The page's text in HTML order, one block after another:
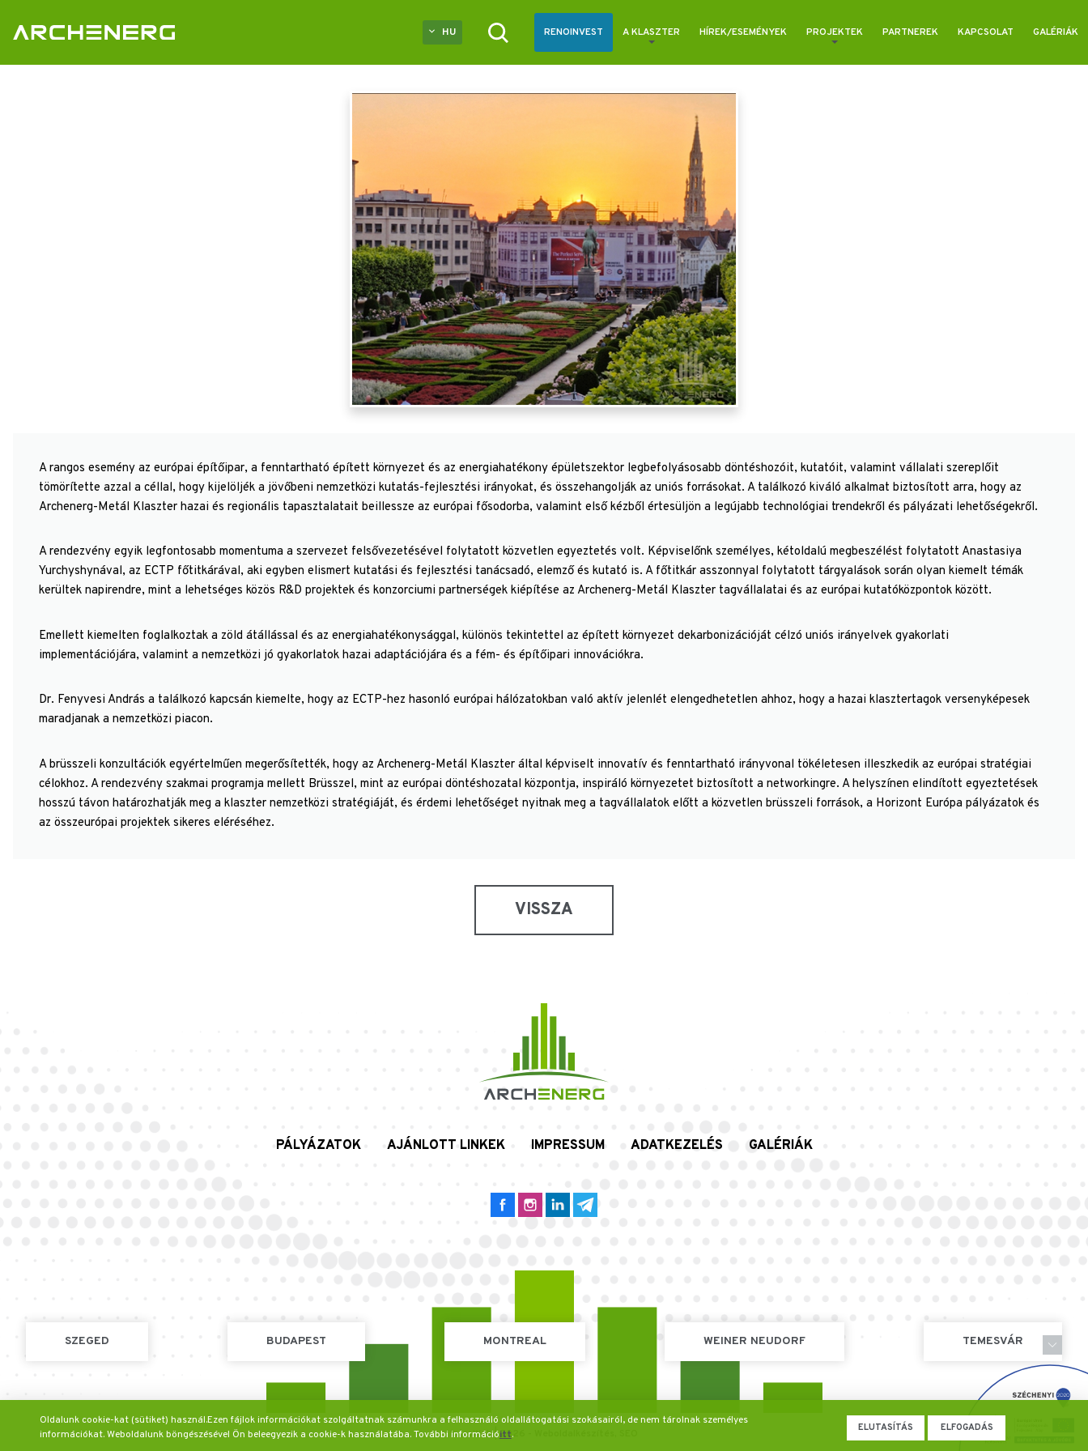
HU RENOINVEST A KLASZTER HÍREK/ESEMÉNYEK PROJEKTEK PARTNEREK KAPCSOLAT GALÉRIÁK
A rangos esemény az európai építőipar, a fenntartható épített környezet és az energiahatékony épületszektor legbefolyásosabb döntéshozóit, kutatóit, valamint vállalati szereplőit
tömörítette azzal a céllal, hogy kijelöljék a jövőbeni nemzetközi kutatás-fejlesztési irányokat, és összehangolják az uniós forrásokat. A találkozó kiváló alkalmat biztosított arra, hogy az
Archenerg-Metál Klaszter hazai és regionális tapasztalatait beillessze az európai fősodorba, valamint első kézből értesüljön a legújabb technológiai trendekről és pályázati lehetőségekről.
A rendezvény egyik legfontosabb momentuma a szervezet felsővezetésével folytatott közvetlen egyeztetés volt. Képviselőnk személyes, kétoldalú megbeszélést folytatott Anastasiya
Yurchyshynával, az ECTP főtitkárával, aki egyben elismert kutatási és fejlesztési tanácsadó, elemző és kutató is. A főtitkár asszonnyal folytatott tárgyalások során olyan kiemelt témák
kerültek napirendre, mint a lehetséges közös R&D projektek és konzorciumi partnerségek kiépítése az Archenerg-Metál Klaszter tagvállalatai és az európai kutatóközpontok között.
Emellett kiemelten foglalkoztak a zöld átállással és az energiahatékonysággal, különös tekintettel az épített környezet dekarbonizációját célzó uniós irányelvek gyakorlati
implementációjára, valamint a nemzetközi jó gyakorlatok hazai adaptációjára és a fém- és építőipari innovációkra.
Dr. Fenyvesi András a találkozó kapcsán kiemelte, hogy az ECTP-hez hasonló európai hálózatokban való aktív jelenlét elengedhetetlen ahhoz, hogy a hazai klasztertagok versenyképesek
maradjanak a nemzetközi piacon.
A brüsszeli konzultációk egyértelműen megerősítették, hogy az Archenerg-Metál Klaszter által képviselt innovatív és fenntartható irányvonal tökéletesen illeszkedik az európai stratégiai
célokhoz. A rendezvény szakmai programja mellett Brüsszel, mint az európai döntéshozatal központja, inspiráló környezetet biztosított a networkingre. A helyszínen elindított egyeztetések
hosszú távon határozhatják meg a klaszter nemzetközi stratégiáját, és érdemi lehetőséget nyitnak meg a tagvállalatok előtt a közvetlen brüsszeli források, a Horizont Európa pályázatok és
az összeurópai projektek sikeres eléréséhez.
VISSZA
Oldalunk cookie-kat (sütiket) használ.Ezen fájlok információkat szolgáltatnak számunkra a felhasználó oldallátogatási szokásairól, de nem tárolnak személyes
információkat. Weboldalunk böngészésével Ön beleegyezik a cookie-k használatába. További információitt.
ELUTASÍTÁS ELFOGADÁS
PÁLYÁZATOK AJÁNLOTT LINKEK IMPRESSUM ADATKEZELÉS GALÉRIÁK
SZEGED BUDAPEST MONTREAL WEINER NEUDORF TEMESVÁR
IntroWeb | 2026 -